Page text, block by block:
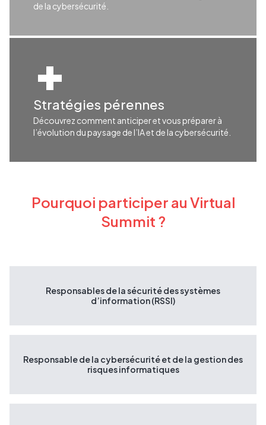
de la cybersécurité.
Stratégies pérennes
Découvrez comment anticiper et vous préparer à
l’évolution du paysage de l’IA et de la cybersécurité.
Pourquoi participer au Virtual
Summit ?
Responsables de la sécurité des systèmes
d’information (RSSI)
Responsable de la cybersécurité et de la gestion des
risques informatiques